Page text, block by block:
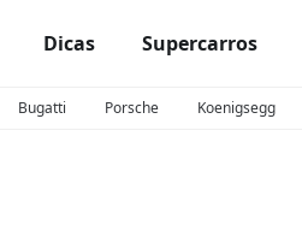
Dicas Supercarros
Bugatti Porsche Koenigsegg